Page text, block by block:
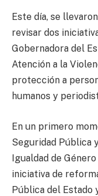
Este día, se
revisar dos
Gobernadora del
Atención a la
protección a
humanos y
En un primero
Seguridad Pública
Igualdad de
iniciativa de
Pública del Estado